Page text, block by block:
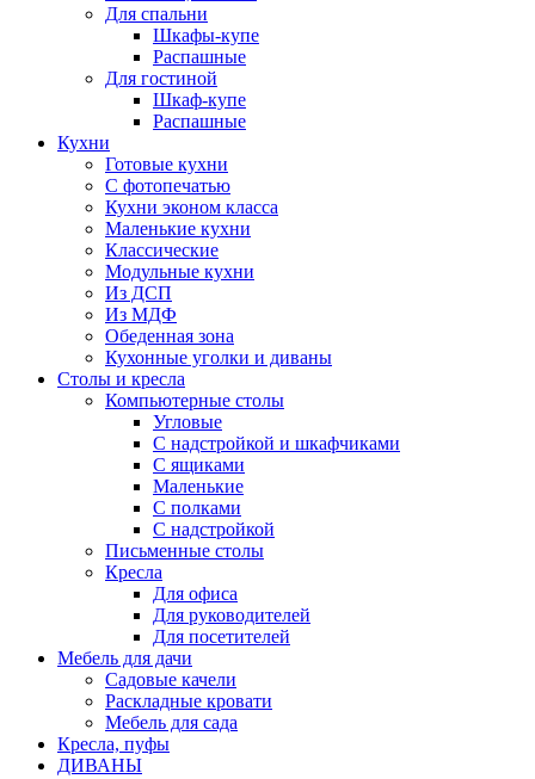
Для спальни
Шкафы-купе
Распашные
Для гостиной
Шкаф-купе
Распашные
Кухни
Готовые кухни
С фотопечатью
Кухни эконом класса
Маленькие кухни
Классические
Модульные кухни
Из ДСП
Из МДФ
Обеденная зона
Кухонные уголки и диваны
Столы и кресла
Компьютерные столы
Угловые
С надстройкой и шкафчиками
С ящиками
Маленькие
С полками
С надстройкой
Письменные столы
Кресла
Для офиса
Для руководителей
Для посетителей
Мебель для дачи
Садовые качели
Раскладные кровати
Мебель для сада
Кресла, пуфы
ДИВАНЫ